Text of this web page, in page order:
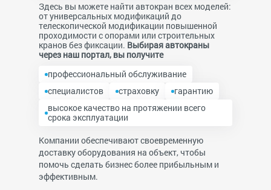
Здесь вы можете найти автокран всех моделей:
от универсальных модификаций до
телескопической модификации повышенной
проходимости с опорами или строительных
кранов без фиксации. Выбирая автокраны
через наш портал, вы получите
профессиональный обслуживание
специалистов
страховку
гарантию
высокое качество на протяжении всего
срока эксплуатации
Компании обеспечивают своевременную
доставку оборудования на объект, чтобы
помочь сделать бизнес более прибыльным и
эффективным.